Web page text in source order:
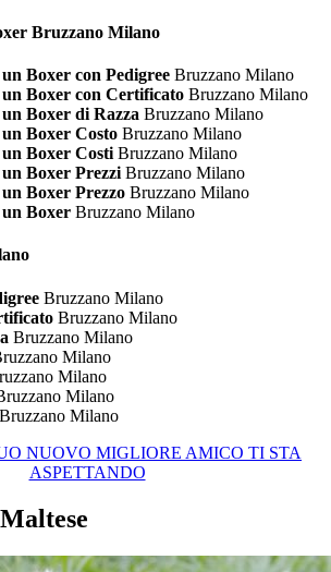
Bruzzano Milano
Boxer con Pedigree Bruzzano Milano
Boxer con Certificato Bruzzano Milano
Boxer di Razza Bruzzano Milano
Boxer Costo Bruzzano Milano
Boxer Costi Bruzzano Milano
Boxer Prezzi Bruzzano Milano
Boxer Prezzo Bruzzano Milano
Boxer Bruzzano Milano
Bruzzano Milano
Bruzzano Milano
Bruzzano Milano
Milano
Milano
Milano
Bruzzano Milano
NUOVO MIGLIORE AMICO TI STA
ASPETTANDO